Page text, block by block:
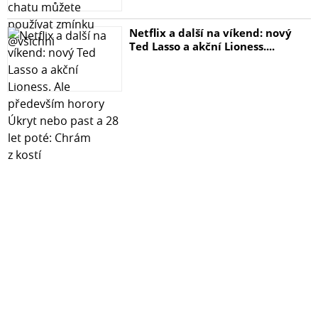
Mějte náhradní zásobu vždy po ruce
Inkousty J. Herbin jsou oblíbené pro čisté, dobře čitelné
barvy a příjemné každodenní používání. V bombičkách
získáte stejný inkoust jako v lahvičce, jen v jednodušší
podobě pro použití.
Inkoust je na bázi barviva a po zaschnutí není
voděodolný. Nejlépe se hodí pro běžné psaní v zápisníku,
Netflix a další na víkend: nový
Ted Lasso a akční Lioness....